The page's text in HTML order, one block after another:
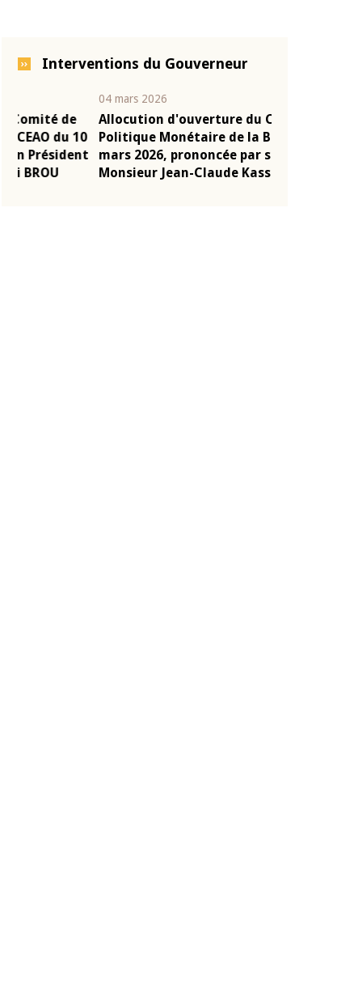
Interventions du Gouverneur
Allocution d'ouverture du Comité de
Politique Monétaire de la BCEAO du 4
mars 2026, prononcée par son Président
Monsieur Jean-Claude Kassi BROU